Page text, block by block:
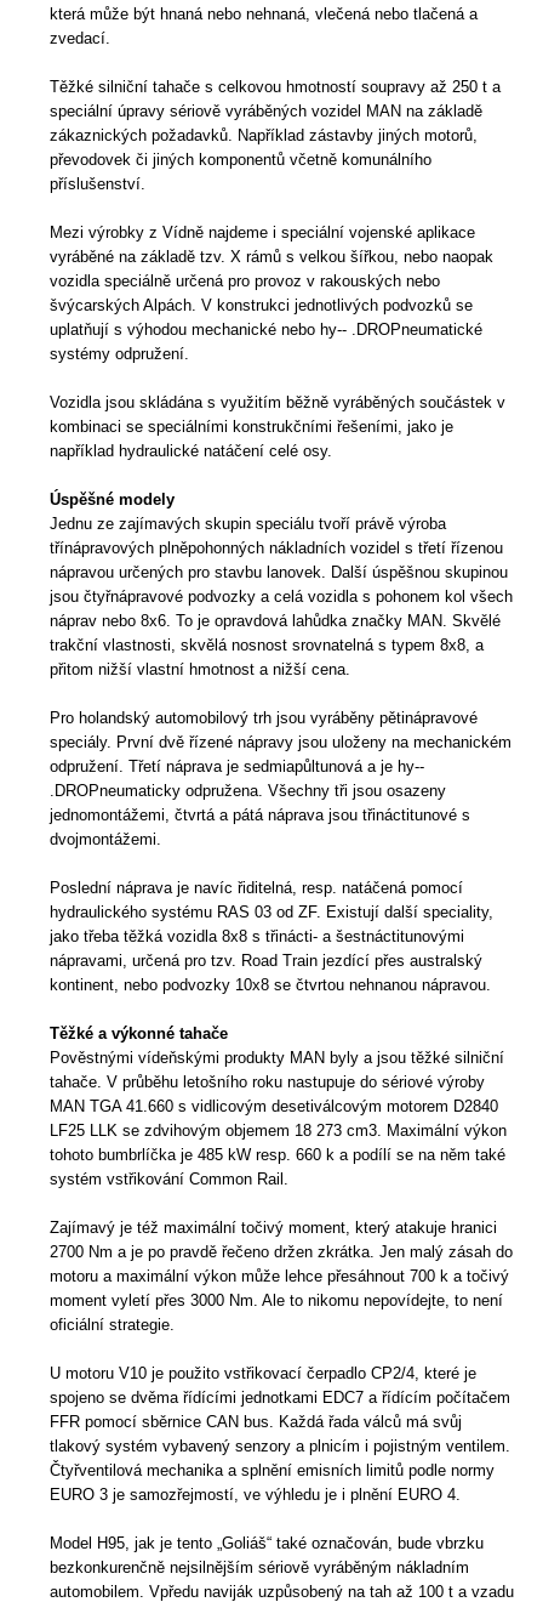
která může být hnaná nebo nehnaná, vlečená nebo tlačená a
zvedací.
Těžké silniční tahače s celkovou hmotností soupravy až 250 t a
speciální úpravy sériově vyráběných vozidel MAN na základě
zákaznických požadavků. Například zástavby jiných motorů,
převodovek či jiných komponentů včetně komunálního
příslušenství.
Mezi výrobky z Vídně najdeme i speciální vojenské aplikace
vyráběné na základě tzv. X rámů s velkou šířkou, nebo naopak
vozidla speciálně určená pro provoz v rakouských nebo
švýcarských Alpách. V konstrukci jednotlivých podvozků se
uplatňují s výhodou mechanické nebo hy-- .DROPneumatické
systémy odpružení.
Vozidla jsou skládána s využitím běžně vyráběných součástek v
kombinaci se speciálními konstrukčními řešeními, jako je
například hydraulické natáčení celé osy.
Úspěšné modely
Jednu ze zajímavých skupin speciálu tvoří právě výroba
třínápravových plněpohonných nákladních vozidel s třetí řízenou
nápravou určených pro stavbu lanovek. Další úspěšnou skupinou
jsou čtyřnápravové podvozky a celá vozidla s pohonem kol všech
náprav nebo 8x6. To je opravdová lahůdka značky MAN. Skvělé
trakční vlastnosti, skvělá nosnost srovnatelná s typem 8x8, a
přitom nižší vlastní hmotnost a nižší cena.
Pro holandský automobilový trh jsou vyráběny pětinápravové
speciály. První dvě řízené nápravy jsou uloženy na mechanickém
odpružení. Třetí náprava je sedmiapůltunová a je hy--
.DROPneumaticky odpružena. Všechny tři jsou osazeny
jednomontážemi, čtvrtá a pátá náprava jsou třináctitunové s
dvojmontážemi.
Poslední náprava je navíc řiditelná, resp. natáčená pomocí
hydraulického systému RAS 03 od ZF. Existují další speciality,
jako třeba těžká vozidla 8x8 s třinácti- a šestnáctitunovými
nápravami, určená pro tzv. Road Train jezdící přes australský
kontinent, nebo podvozky 10x8 se čtvrtou nehnanou nápravou.
Těžké a výkonné tahače
Pověstnými vídeňskými produkty MAN byly a jsou těžké silniční
tahače. V průběhu letošního roku nastupuje do sériové výroby
MAN TGA 41.660 s vidlicovým desetiválcovým motorem D2840
LF25 LLK se zdvihovým objemem 18 273 cm3. Maximální výkon
tohoto bumbrlíčka je 485 kW resp. 660 k a podílí se na něm také
systém vstřikování Common Rail.
Zajímavý je též maximální točivý moment, který atakuje hranici
2700 Nm a je po pravdě řečeno držen zkrátka. Jen malý zásah do
motoru a maximální výkon může lehce přesáhnout 700 k a točivý
moment vyletí přes 3000 Nm. Ale to nikomu nepovídejte, to není
oficiální strategie.
U motoru V10 je použito vstřikovací čerpadlo CP2/4, které je
spojeno se dvěma řídícími jednotkami EDC7 a řídícím počítačem
FFR pomocí sběrnice CAN bus. Každá řada válců má svůj
tlakový systém vybavený senzory a plnicím i pojistným ventilem.
Čtyřventilová mechanika a splnění emisních limitů podle normy
EURO 3 je samozřejmostí, ve výhledu je i plnění EURO 4.
Model H95, jak je tento „Goliáš“ také označován, bude vbrzku
bezkonkurenčně nejsilnějším sériově vyráběným nákladním
automobilem. Vpředu naviják uzpůsobený na tah až 100 t a vzadu